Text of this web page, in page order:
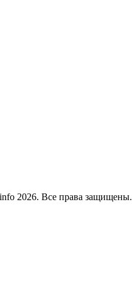
2026. Все права защищены.